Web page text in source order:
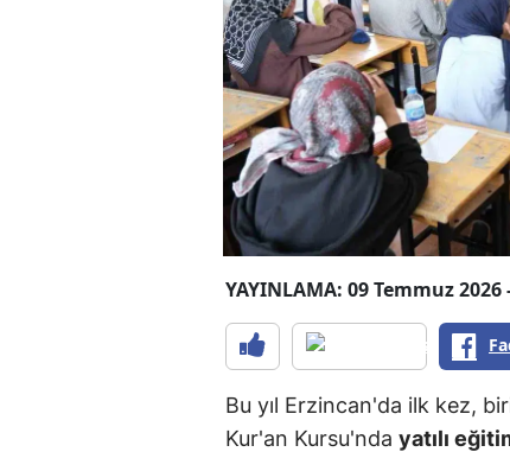
YAYINLAMA: 09 Temmuz 2026
Bu yıl Erzincan'da ilk kez,
Kur'an Kursu'nda yatılı